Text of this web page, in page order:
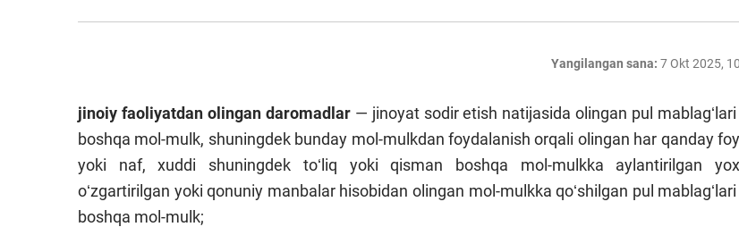
Yangilangan sana: 7 Okt 2025,
jinoiy faoliyatdan olingan daromadlar— jinoyat sodir etish natijasida olingan pul mablagʻlari
boshqa mol-mulk, shuningdek bunday mol-mulkdan foydalanish orqali olingan har qanday
yoki naf, xuddi shuningdek toʻliq yoki qisman boshqa mol-mulkka aylantirilgan
oʻzgartirilgan yoki qonuniy manbalar hisobidan olingan mol-mulkka qoʻshilgan pul
boshqa mol-mulk;